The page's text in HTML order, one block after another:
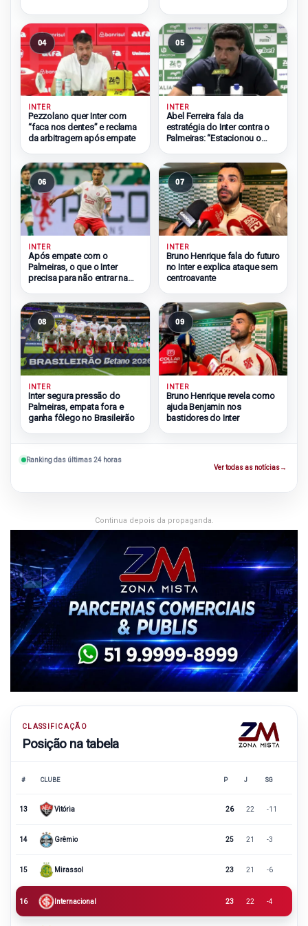
04
INTER
Pezzolano quer Inter com
“faca nos dentes” e reclama
da arbitragem após empate
05
INTER
Abel Ferreira fala da
estratégia do Inter contra o
Palmeiras: “Estacionou o
06
INTER
Após empate com o
Palmeiras, o que o Inter
precisa para não entrar na
07
INTER
Bruno Henrique fala do futuro
no Inter e explica ataque sem
centroavante
08
INTER
Inter segura pressão do
Palmeiras, empata fora e
ganha fôlego no Brasileirão
09
INTER
Bruno Henrique revela como
ajuda Benjamin nos
bastidores do Inter
Ranking das últimas 24 horas
Ver todas as notícias→
Continua depois da propaganda.
CLASSIFICAÇÃO
Posição na tabela
# CLUBE P J SG
13 Vitória 26 22 -11
14 Grêmio 25 21 -3
15 Mirassol 23 21 -6
16 Internacional 23 22 -4